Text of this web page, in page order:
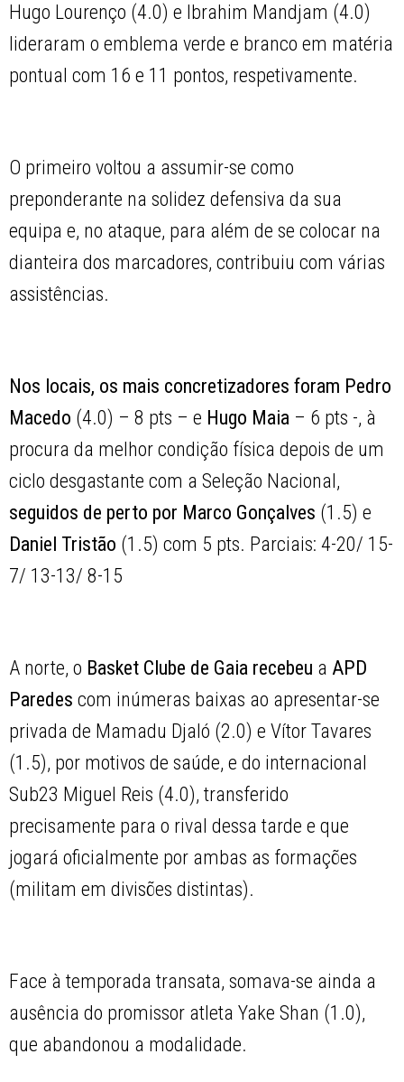
Hugo Lourenço (4.0) e Ibrahim Mandjam (4.0)
lideraram o emblema verde e branco em matéria
pontual com 16 e 11 pontos, respetivamente.
O primeiro voltou a assumir-se como
preponderante na solidez defensiva da sua
equipa e, no ataque, para além de se colocar na
dianteira dos marcadores, contribuiu com várias
assistências.
Nos locais, os mais concretizadores foram Pedro
Macedo (4.0) – 8 pts – e Hugo Maia – 6 pts -, à
procura da melhor condição física depois de um
ciclo desgastante com a Seleção Nacional,
seguidos de perto por Marco Gonçalves (1.5) e
Daniel Tristão (1.5) com 5 pts. Parciais: 4-20/ 15-
7/ 13-13/ 8-15
A norte, o Basket Clube de Gaia recebeu a APD
Paredes com inúmeras baixas ao apresentar-se
privada de Mamadu Djaló (2.0) e Vítor Tavares
(1.5), por motivos de saúde, e do internacional
Sub23 Miguel Reis (4.0), transferido
precisamente para o rival dessa tarde e que
jogará oficialmente por ambas as formações
(militam em divisões distintas).
Face à temporada transata, somava-se ainda a
ausência do promissor atleta Yake Shan (1.0),
que abandonou a modalidade.